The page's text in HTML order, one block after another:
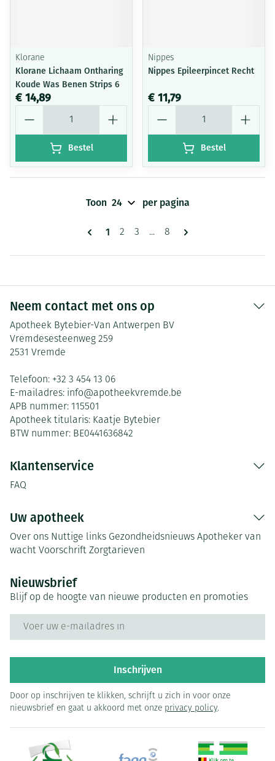
Klorane
Klorane Lichaam Ontharing
Koude Was Benen Strips 6
€ 14,89
Bestel
Nippes
Nippes Epileerpincet Recht
€ 11,79
Bestel
Pagina's
U lees momenteel pagina
1 Pagina
2 Pagina
3 ... Pagina
8
Toon per pagina
Neem contact met ons op
Apotheek Bytebier-Van Antwerpen BV
Vremdesesteenweg 259
2531 Vremde
Telefoon: +32 3 454 13 06
E-mailadres: info@apotheekvremde.be
APB nummer: 115501
Apotheek titularis: Kaatje Bytebier
BTW nummer: BE0441636842
Klantenservice
FAQ
Uw apotheek
Over ons Nuttige links Gezondheidsnieuws Apotheker van
wacht Voorschrift Zorgtarieven
Nieuwsbrief
Blijf op de hoogte van nieuwe producten en promoties
Inschrijven
Door op inschrijven te klikken, schrijft u zich in voor onze
nieuwsbrief en gaat u akkoord met onze privacy policy.